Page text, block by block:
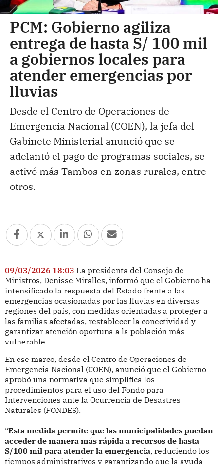
PCM: Gobierno agiliza
entrega de hasta S/ 100 mil
a gobiernos locales para
atender emergencias por
lluvias
Desde el Centro de Operaciones de
Emergencia Nacional (COEN), la jefa del
Gabinete Ministerial anunció que se
adelantó el pago de programas sociales, se
activó más Tambos en zonas rurales, entre
otros.
09/03/2026 18:03 La presidenta del Consejo de
Ministros, Denisse Miralles, informó que el Gobierno ha
intensificado la respuesta del Estado frente a las
emergencias ocasionadas por las lluvias en diversas
regiones del país, con medidas orientadas a proteger a
las familias afectadas, restablecer la conectividad y
garantizar atención oportuna a la población más
vulnerable.
En ese marco, desde el Centro de Operaciones de
Emergencia Nacional (COEN), anunció que el Gobierno
aprobó una normativa que simplifica los
procedimientos para el uso del Fondo para
Intervenciones ante la Ocurrencia de Desastres
Naturales (FONDES).
“Esta medida permite que las municipalidades puedan
acceder de manera más rápida a recursos de hasta
S/100 mil para atender la emergencia, reduciendo los
tiempos administrativos y garantizando que la ayuda